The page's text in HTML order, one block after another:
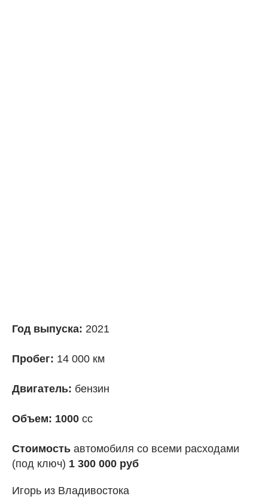
Год выпуска: 2021
Пробег: 14 000 км
Двигатель: бензин
Объем: 1000 сс
Стоимость автомобиля со всеми расходами
(под ключ) 1 300 000 руб
Игорь из Владивостока